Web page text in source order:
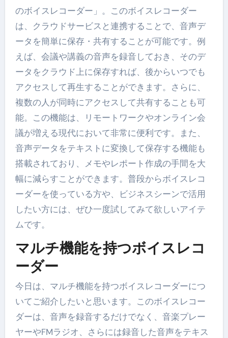
のボイスレコーダー」。このボイスレコーダー
は、クラウドサービスと連携することで、音声デ
ータを簡単に保存・共有することが可能です。例
えば、会議や講義の音声を録音しておき、そのデ
ータをクラウド上に保存すれば、後からいつでも
アクセスして再生することができます。さらに、
複数の人が同時にアクセスして共有することも可
能。この機能は、リモートワークやオンライン会
議が増える現代において非常に便利です。また、
音声データをテキストに変換して保存する機能も
搭載されており、メモやレポート作成の手間を大
幅に減らすことができます。普段からボイスレコ
ーダーを使っている方や、ビジネスシーンで活用
したい方には、ぜひ一度試してみて欲しいアイテ
ムです。
マルチ機能を持つボイスレコ
ーダー
今日は、マルチ機能を持つボイスレコーダーにつ
いてご紹介したいと思います。このボイスレコー
ダーは、音声を録音するだけでなく、音楽プレー
ヤーやFMラジオ、さらには録音した音声をテキス